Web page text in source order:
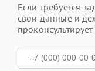
Если требуется
свои данные и